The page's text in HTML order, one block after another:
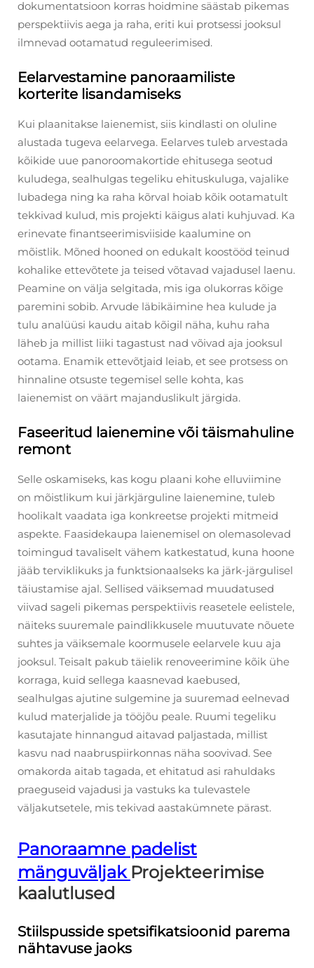
dokumentatsioon korras hoidmine säästab pikemas
perspektiivis aega ja raha, eriti kui protsessi jooksul
ilmnevad ootamatud reguleerimised.
Eelarvestamine panoraamiliste
korterite lisandamiseks
Kui plaanitakse laienemist, siis kindlasti on oluline
alustada tugeva eelarvega. Eelarves tuleb arvestada
kõikide uue panoroomakortide ehitusega seotud
kuludega, sealhulgas tegeliku ehituskuluga, vajalike
lubadega ning ka raha kõrval hoiab kõik ootamatult
tekkivad kulud, mis projekti käigus alati kuhjuvad. Ka
erinevate finantseerimisviiside kaalumine on
mõistlik. Mõned hooned on edukalt koostööd teinud
kohalike ettevõtete ja teised võtavad vajadusel laenu.
Peamine on välja selgitada, mis iga olukorras kõige
paremini sobib. Arvude läbikäimine hea kulude ja
tulu analüüsi kaudu aitab kõigil näha, kuhu raha
läheb ja millist liiki tagastust nad võivad aja jooksul
ootama. Enamik ettevõtjaid leiab, et see protsess on
hinnaline otsuste tegemisel selle kohta, kas
laienemist on väärt majanduslikult järgida.
Faseeritud laienemine või täismahuline
remont
Selle oskamiseks, kas kogu plaani kohe elluviimine
on mõistlikum kui järkjärguline laienemine, tuleb
hoolikalt vaadata iga konkreetse projekti mitmeid
aspekte. Faasidekaupa laienemisel on olemasolevad
toimingud tavaliselt vähem katkestatud, kuna hoone
jääb terviklikuks ja funktsionaalseks ka järk-järgulisel
täiustamise ajal. Sellised väiksemad muudatused
viivad sageli pikemas perspektiivis reasetele eelistele,
näiteks suuremale paindlikkusele muutuvate nõuete
suhtes ja väiksemale koormusele eelarvele kuu aja
jooksul. Teisalt pakub täielik renoveerimine kõik ühe
korraga, kuid sellega kaasnevad kaebused,
sealhulgas ajutine sulgemine ja suuremad eelnevad
kulud materjalide ja tööjõu peale. Ruumi tegeliku
kasutajate hinnangud aitavad paljastada, millist
kasvu nad naabruspiirkonnas näha soovivad. See
omakorda aitab tagada, et ehitatud asi rahuldaks
praeguseid vajadusi ja vastuks ka tulevastele
väljakutsetele, mis tekivad aastakümnete pärast.
Panoraamne padelist
mänguväljak Projekteerimise
kaalutlused
Stiilspusside spetsifikatsioonid parema
nähtavuse jaoks